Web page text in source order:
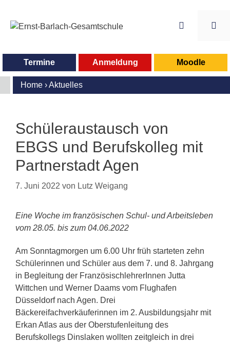
springen
Home ›Aktuelles
Termine Anmeldung Moodle
Schüleraustausch von
EBGS und Berufskolleg mit
Partnerstadt Agen
7. Juni 2022 von Lutz Weigang
Eine Woche im französischen Schul- und Arbeitsleben
vom 28.05. bis zum 04.06.2022
Am Sonntagmorgen um 6.00 Uhr früh starteten zehn
Schülerinnen und Schüler aus dem 7. und 8. Jahrgang
in Begleitung der FranzösischlehrerInnen Jutta
Wittchen und Werner Daams vom Flughafen
Düsseldorf nach Agen. Drei
Bäckereifachverkäuferinnen im 2. Ausbildungsjahr mit
Erkan Atlas aus der Oberstufenleitung des
Berufskollegs Dinslaken wollten zeitgleich in drei